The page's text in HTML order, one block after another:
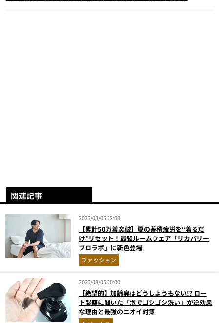
関連記事
2026/08/05 22:00
【累計50万着突破】夏の蓄積疲労を“着るだ
け”リセット！最強ルームウェア「リカバリー
プロラボ」に新色登場
ファッション
2026/08/05 20:00
【絶望的】加齢臭はどうしようもない!? ロー
ト製薬に聞いた「泡でゴシゴシ洗い」が逆効果
な理由と最強のニオイ対策